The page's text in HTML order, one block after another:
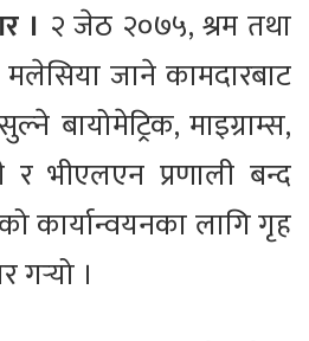
। २ जेठ २०७५, श्रम तथा
मलेसिया जाने कामदारबाट
बायोमेट्रिक, माइग्राम्स,
भीएलएन प्रणाली बन्द
कार्यान्वयनका लागि गृह
गर्‍यो ।